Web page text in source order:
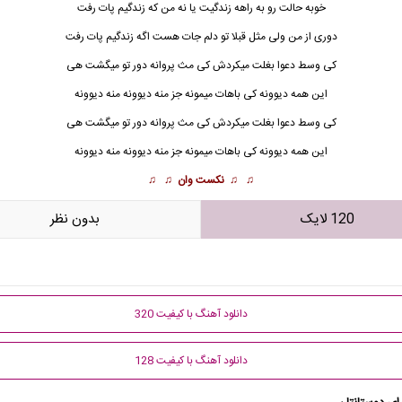
خوبه حالت رو به راهه زندگیت یا نه من که زندگیم پات رفت
دوری از من ولی مثل قبلا تو دلم جات هست اگه زندگیم پات رفت
کی وسط دعوا بغلت میکردش کی مث پروانه دور تو میگشت هی
این همه دیوونه کی باهات میمونه جز منه دیوونه منه دیوونه
کی وسط دعوا بغلت میکردش کی مث پروانه دور تو میگشت هی
این همه دیوونه کی باهات میمونه جز منه دیوونه منه دیوونه
♫ ♫ نکست وان ♫ ♫
120 لایک بدون نظر
دانلود آهنگ با کیفیت 320
دانلود آهنگ با کیفیت 128